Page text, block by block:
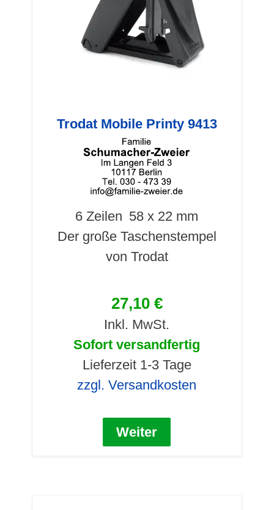
Trodat Mobile Printy 9413
6 Zeilen 58 x 22 mm
Der große Taschenstempel
von Trodat
27,10 €
Inkl. MwSt.
Sofort versandfertig
Lieferzeit 1-3 Tage
zzgl. Versandkosten
Weiter